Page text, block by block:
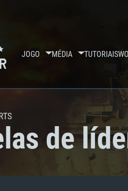
JOGO MÉDIA TUTORIAIS
de